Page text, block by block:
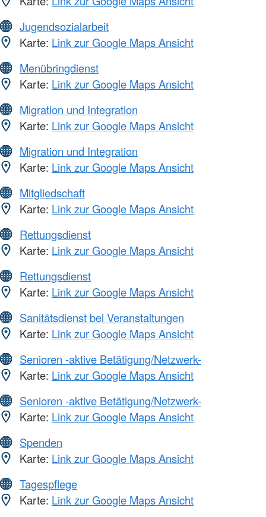
Jugendsozialarbeit
Karte: Link zur Google Maps Ansicht
Menübringdienst
Karte: Link zur Google Maps Ansicht
Migration und Integration
Karte: Link zur Google Maps Ansicht
Migration und Integration
Karte: Link zur Google Maps Ansicht
Mitgliedschaft
Karte: Link zur Google Maps Ansicht
Rettungsdienst
Karte: Link zur Google Maps Ansicht
Rettungsdienst
Karte: Link zur Google Maps Ansicht
Sanitätsdienst bei Veranstaltungen
Karte: Link zur Google Maps Ansicht
Senioren -aktive Betätigung/Netzwerk-
Karte: Link zur Google Maps Ansicht
Senioren -aktive Betätigung/Netzwerk-
Karte: Link zur Google Maps Ansicht
Spenden
Karte: Link zur Google Maps Ansicht
Tagespflege
Karte: Link zur Google Maps Ansicht